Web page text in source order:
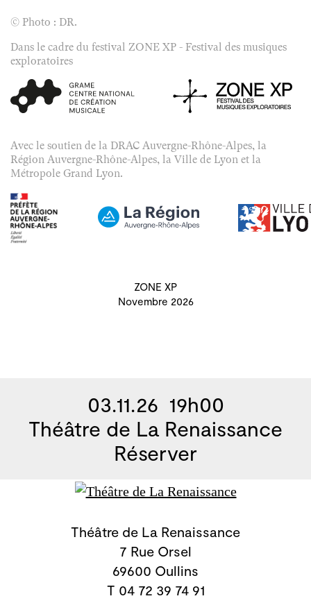
© Photo : DR.
Dans le cadre du festival ZONE XP - Festival des musiques
exploratoires
Avec le soutien de la DRAC Auvergne-Rhône-Alpes, la
Région Auvergne-Rhône-Alpes, la Ville de Lyon et la
Métropole Grand Lyon.
ZONE XP
Novembre 2026
03.11.26 19h00
Théâtre de La Renaissance
Réserver
Théâtre de La Renaissance
7 Rue Orsel
69600 Oullins
T 04 72 39 74 91